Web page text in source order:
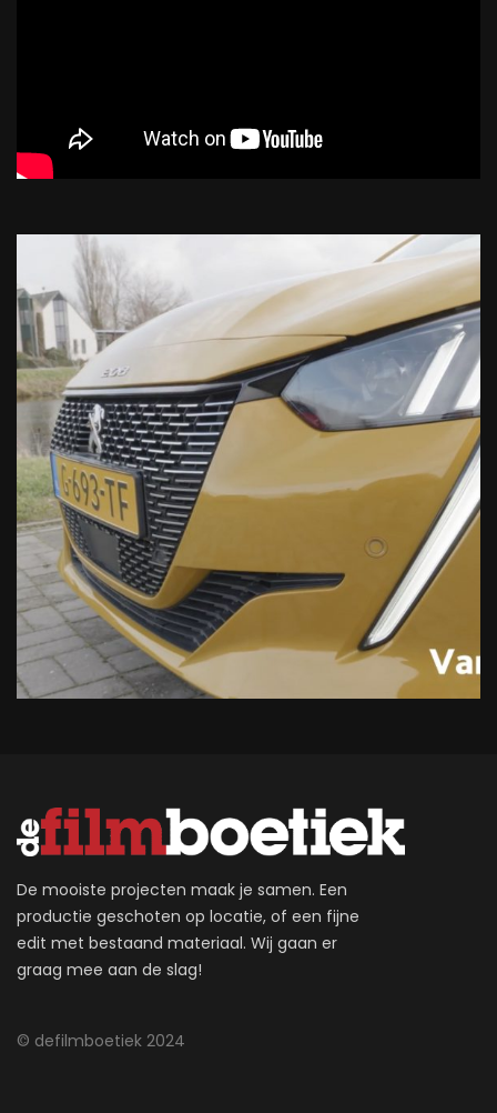
De mooiste projecten maak je samen. Een
productie geschoten op locatie, of een fijne
edit met bestaand materiaal. Wij gaan er
graag mee aan de slag!
© defilmboetiek 2024